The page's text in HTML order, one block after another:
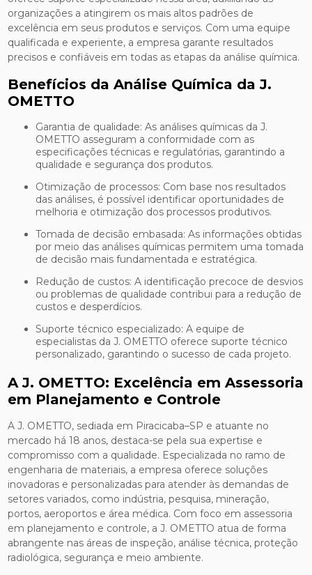
organizações a atingirem os mais altos padrões de
excelência em seus produtos e serviços. Com uma equipe
qualificada e experiente, a empresa garante resultados
precisos e confiáveis em todas as etapas da análise química.
Benefícios da Análise Química da J.
OMETTO
Garantia de qualidade: As análises químicas da J.
OMETTO asseguram a conformidade com as
especificações técnicas e regulatórias, garantindo a
qualidade e segurança dos produtos.
Otimização de processos: Com base nos resultados
das análises, é possível identificar oportunidades de
melhoria e otimização dos processos produtivos.
Tomada de decisão embasada: As informações obtidas
por meio das análises químicas permitem uma tomada
de decisão mais fundamentada e estratégica.
Redução de custos: A identificação precoce de desvios
ou problemas de qualidade contribui para a redução de
custos e desperdícios.
Suporte técnico especializado: A equipe de
especialistas da J. OMETTO oferece suporte técnico
personalizado, garantindo o sucesso de cada projeto.
A J. OMETTO: Excelência em Assessoria
em Planejamento e Controle
A J. OMETTO, sediada em Piracicaba–SP e atuante no
mercado há 18 anos, destaca-se pela sua expertise e
compromisso com a qualidade. Especializada no ramo de
engenharia de materiais, a empresa oferece soluções
inovadoras e personalizadas para atender às demandas de
setores variados, como indústria, pesquisa, mineração,
portos, aeroportos e área médica. Com foco em assessoria
em planejamento e controle, a J. OMETTO atua de forma
abrangente nas áreas de inspeção, análise técnica, proteção
radiológica, segurança e meio ambiente.